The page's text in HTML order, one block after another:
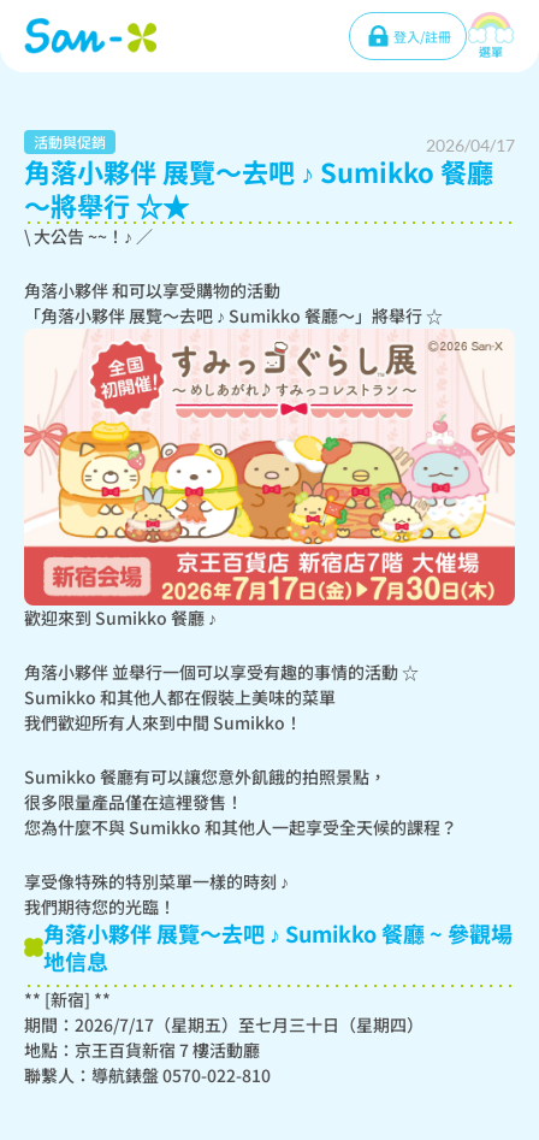
登入/註冊
選單
活動與促銷 2026/04/17
角落小夥伴 展覽〜去吧 ♪ Sumikko 餐廳
〜將舉行 ☆★
\ 大公告 ~~！♪ ／
角落小夥伴 和可以享受購物的活動
「角落小夥伴 展覽〜去吧 ♪ Sumikko 餐廳〜」將舉行 ☆
歡迎來到 Sumikko 餐廳 ♪
角落小夥伴 並舉行一個可以享受有趣的事情的活動 ☆
Sumikko 和其他人都在假裝上美味的菜單
我們歡迎所有人來到中間 Sumikko！
Sumikko 餐廳有可以讓您意外飢餓的拍照景點，
很多限量產品僅在這裡發售！
您為什麼不與 Sumikko 和其他人一起享受全天候的課程？
享受像特殊的特別菜單一樣的時刻 ♪
我們期待您的光臨！
角落小夥伴 展覽〜去吧 ♪ Sumikko 餐廳 ~ 參觀場
地信息
** [新宿] **
期間：2026/7/17（星期五）至七月三十日（星期四）
地點：京王百貨新宿 7 樓活動廳
聯繫人：導航錶盤 0570-022-810